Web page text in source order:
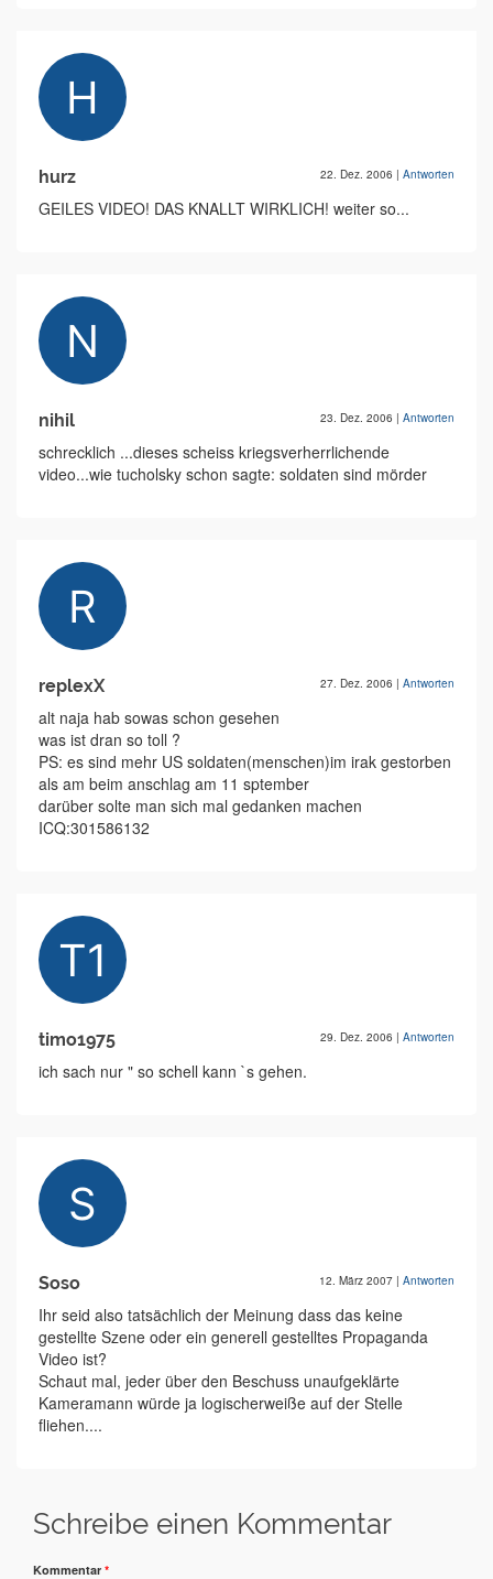
hurz 22. Dez. 2006 | Antworten
GEILES VIDEO! DAS KNALLT WIRKLICH! weiter so...
nihil 23. Dez. 2006 | Antworten
schrecklich ...dieses scheiss kriegsverherrlichende
video...wie tucholsky schon sagte: soldaten sind mörder
replexX 27. Dez. 2006 | Antworten
alt naja hab sowas schon gesehen
was ist dran so toll ?
PS: es sind mehr US soldaten(menschen)im irak gestorben
als am beim anschlag am 11 sptember
darüber solte man sich mal gedanken machen
ICQ:301586132
timo1975 29. Dez. 2006 | Antworten
ich sach nur " so schell kann `s gehen.
Soso 12. März 2007 | Antworten
Ihr seid also tatsächlich der Meinung dass das keine
gestellte Szene oder ein generell gestelltes Propaganda
Video ist?
Schaut mal, jeder über den Beschuss unaufgeklärte
Kameramann würde ja logischerweiße auf der Stelle
fliehen....
Schreibe einen Kommentar
Kommentar *